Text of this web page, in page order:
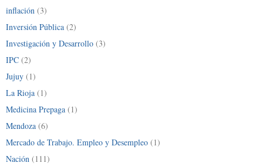
inflación (3)
Inversión Pública (2)
Investigación y Desarrollo (3)
IPC (2)
Jujuy (1)
La Rioja (1)
Medicina Prepaga (1)
Mendoza (6)
Mercado de Trabajo. Empleo y Desempleo (1)
Nación (111)